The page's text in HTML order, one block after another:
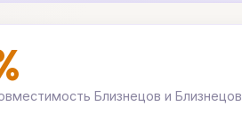
Близнецов и Близнецов